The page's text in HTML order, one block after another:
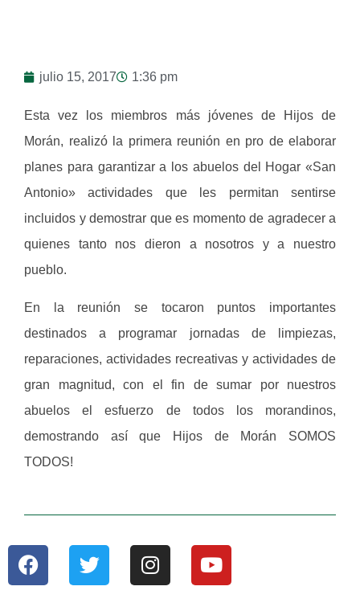
julio 15, 2017 1:36 pm
Esta vez los miembros más jóvenes de Hijos de
Morán, realizó la primera reunión en pro de elaborar
planes para garantizar a los abuelos del Hogar «San
Antonio» actividades que les permitan sentirse
incluidos y demostrar que es momento de agradecer a
quienes tanto nos dieron a nosotros y a nuestro
pueblo.
En la reunión se tocaron puntos importantes
destinados a programar jornadas de limpiezas,
reparaciones, actividades recreativas y actividades de
gran magnitud, con el fin de sumar por nuestros
abuelos el esfuerzo de todos los morandinos,
demostrando así que Hijos de Morán SOMOS
TODOS!